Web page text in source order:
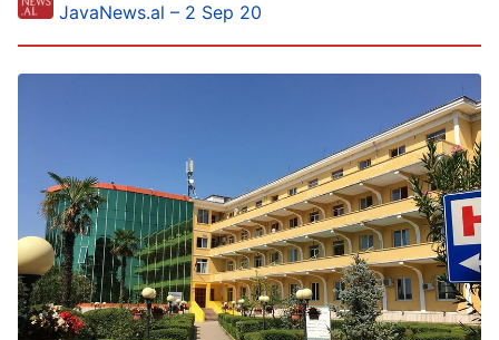
JavaNews.al – 2 Sep 20